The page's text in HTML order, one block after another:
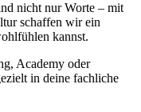
nicht nur Worte – mit
schaffen wir ein
kannst.
Academy oder
in deine fachliche